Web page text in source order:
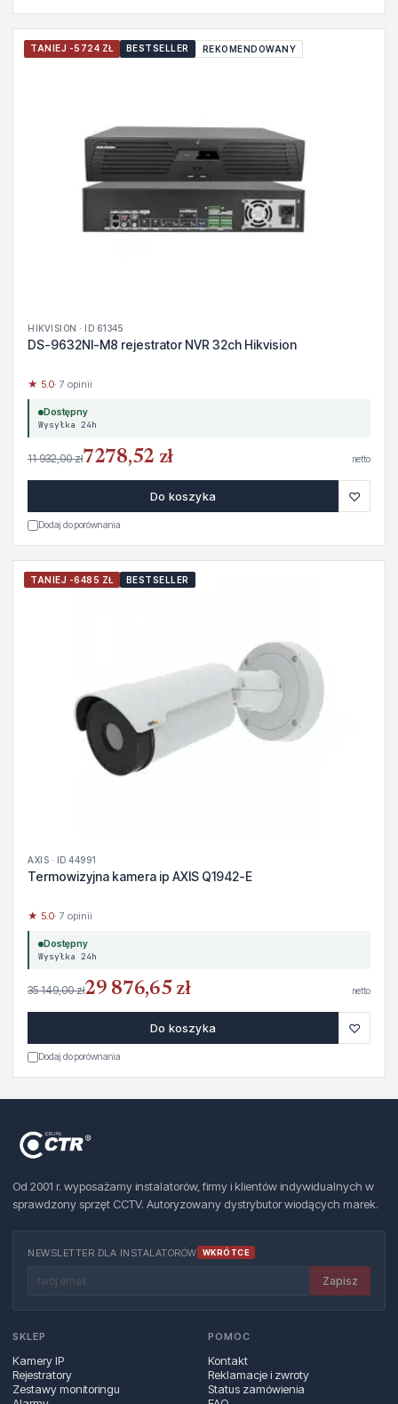
TANIEJ -5724 ZŁ BESTSELLER REKOMENDOWANY
HIKVISION · ID 61345
DS-9632NI-M8 rejestrator NVR 32ch Hikvision
★ 5.0· 7 opinii
Dostępny
Wysyłka 24h
11 932,00 zł7278,52 zł netto
Do koszyka ♡
Dodaj do porównania
TANIEJ -6485 ZŁ BESTSELLER
AXIS · ID 44991
Termowizyjna kamera ip AXIS Q1942-E
★ 5.0· 7 opinii
Dostępny
Wysyłka 24h
35 149,00 zł29 876,65 zł netto
Do koszyka ♡
Dodaj do porównania
Od 2001 r. wyposażamy instalatorów, firmy i klientów indywidualnych w
sprawdzony sprzęt CCTV. Autoryzowany dystrybutor wiodących marek.
NEWSLETTER DLA INSTALATORÓW WKRÓTCE
Zapisz
SKLEP
Kamery IP
Rejestratory
Zestawy monitoringu
POMOC
Kontakt
Reklamacje i zwroty
Status zamówienia